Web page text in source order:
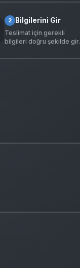
2 Bilgilerini Gir
Teslimat için gerekli
bilgileri doğru şekilde gir.